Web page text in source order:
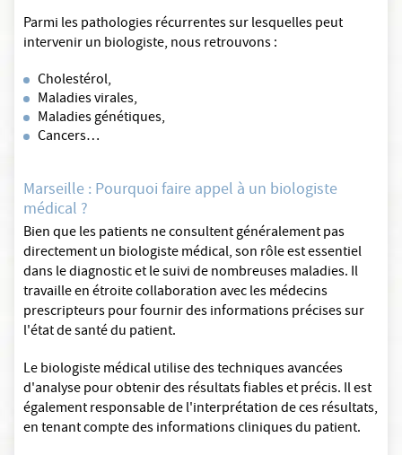
Parmi les pathologies récurrentes sur lesquelles peut
intervenir un biologiste, nous retrouvons :
Cholestérol,
Maladies virales,
Maladies génétiques,
Cancers…
Marseille : Pourquoi faire appel à un biologiste
médical ?
Bien que les patients ne consultent généralement pas
directement un biologiste médical, son rôle est essentiel
dans le diagnostic et le suivi de nombreuses maladies. Il
travaille en étroite collaboration avec les médecins
prescripteurs pour fournir des informations précises sur
l'état de santé du patient.
Le biologiste médical utilise des techniques avancées
d'analyse pour obtenir des résultats fiables et précis. Il est
également responsable de l'interprétation de ces résultats,
en tenant compte des informations cliniques du patient.